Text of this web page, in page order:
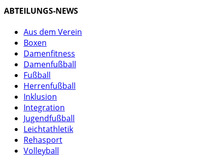
ABTEILUNGS-NEWS
Aus dem Verein
Boxen
Damenfitness
Damenfußball
Fußball
Herrenfußball
Inklusion
Integration
Jugendfußball
Leichtathletik
Rehasport
Volleyball